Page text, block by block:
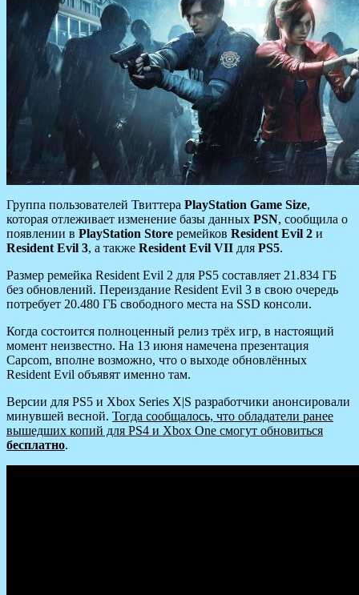
Группа пользователей Твиттера PlayStation Game Size,
которая отлеживает изменение базы данных PSN, сообщила о
появлении в PlayStation Store ремейков Resident Evil 2 и
Resident Evil 3, а также Resident Evil VII для PS5.
Размер ремейка Resident Evil 2 для PS5 составляет 21.834 ГБ
без обновлений. Переиздание Resident Evil 3 в свою очередь
потребует 20.480 ГБ свободного места на SSD консоли.
Когда состоится полноценный релиз трёх игр, в настоящий
момент неизвестно. На 13 июня намечена презентация
Capcom, вполне возможно, что о выходе обновлённых
Resident Evil объявят именно там.
Версии для PS5 и Xbox Series X|S разработчики анонсировали
минувшей весной. Тогда сообщалось, что обладатели ранее
вышедших копий для PS4 и Xbox One смогут обновиться
бесплатно.